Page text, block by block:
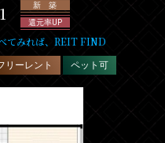
新 築
還元率UP
てみれば、REIT FIND
リーレント ペット可